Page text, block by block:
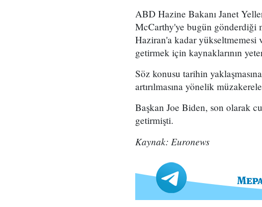
ABD Hazine Bakanı Janet
McCarthy'ye bugün gönderdiği
Haziran'a kadar yükseltmemesi
getirmek için kaynaklarının
Söz konusu tarihin
artırılmasına yönelik
Başkan Joe Biden, son olarak
getirmişti.
Kaynak: Euronews